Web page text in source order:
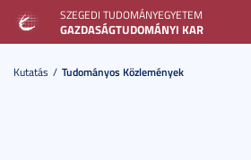
SZEGEDI TUDOMÁNYEGYETEM
GAZDASÁGTUDOMÁNYI KAR
Kutatás Tudományos Közlemények